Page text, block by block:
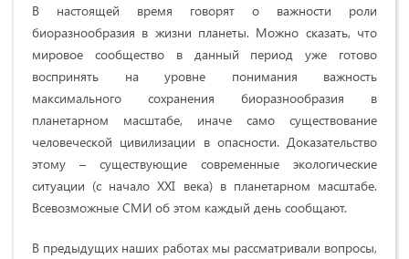
В настоящей время говорят о важности роли
биоразнообразия в жизни планеты. Можно сказать, что
мировое сообщество в данный период уже готово
воспринять на уровне понимания важность
максимального сохранения биоразнообразия в
планетарном масштабе, иначе само существование
человеческой цивилизации в опасности. Доказательство
этому – существующие современные экологические
ситуации (с начало XXI века) в планетарном масштабе.
Всевозможные СМИ об этом каждый день сообщают.
В предыдущих наших работах мы рассматривали вопросы,